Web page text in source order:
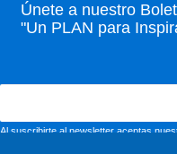
Únete a nuestro
"Un PLAN para
Al suscribirte al newsletter aceptas